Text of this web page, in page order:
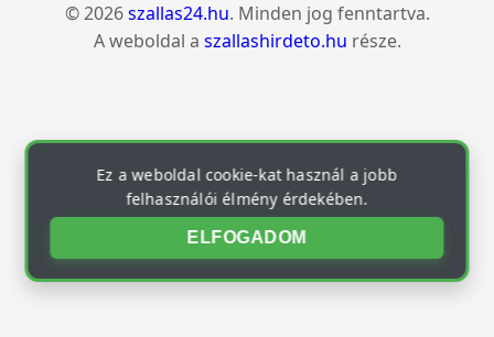
© 2026szallas24.hu. Minden jog fenntartva.
A weboldal a szallashirdeto.hu része.
Ez a weboldal cookie-kat használ a jobb
felhasználói élmény érdekében.
ELFOGADOM